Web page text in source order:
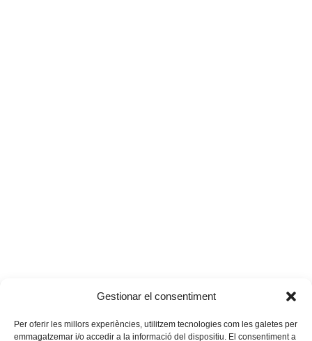
Gestionar el consentiment
Per oferir les millors experiències, utilitzem tecnologies com les galetes per
emmagatzemar i/o accedir a la informació del dispositiu. El consentiment a